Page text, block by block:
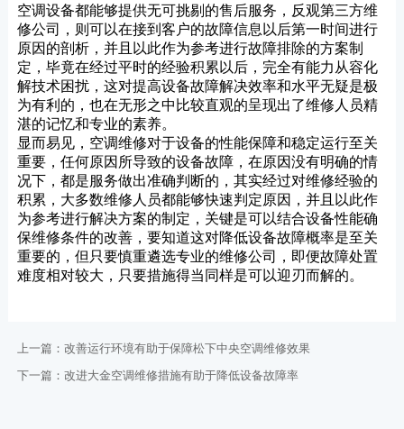
空调设备都能够提供无可挑剔的售后服务，反观第三方维
修公司，则可以在接到客户的故障信息以后第一时间进行
原因的剖析，并且以此作为参考进行故障排除的方案制
定，毕竟在经过平时的经验积累以后，完全有能力从容化
解技术困扰，这对提高设备故障解决效率和水平无疑是极
为有利的，也在无形之中比较直观的呈现出了维修人员精
湛的记忆和专业的素养。
显而易见，空调维修对于设备的性能保障和稳定运行至关
重要，任何原因所导致的设备故障，在原因没有明确的情
况下，都是服务做出准确判断的，其实经过对维修经验的
积累，大多数维修人员都能够快速判定原因，并且以此作
为参考进行解决方案的制定，关键是可以结合设备性能确
保维修条件的改善，要知道这对降低设备故障概率是至关
重要的，但只要慎重遴选专业的维修公司，即便故障处置
难度相对较大，只要措施得当同样是可以迎刃而解的。
上一篇： 改善运行环境有助于保障松下中央空调维修效果
下一篇： 改进大金空调维修措施有助于降低设备故障率